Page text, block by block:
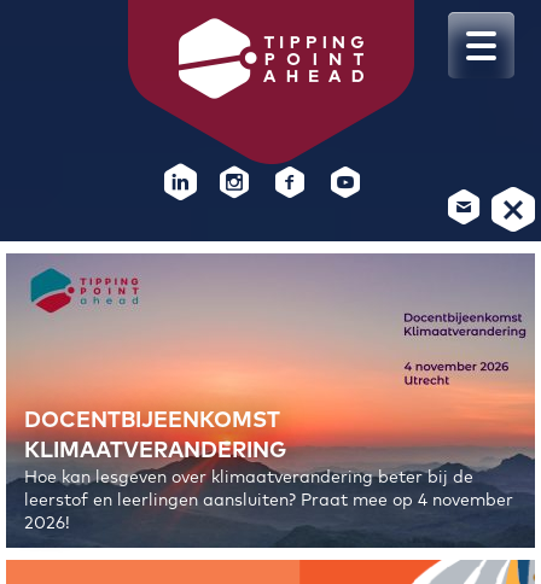
DOCENTBIJEENKOMST
KLIMAATVERANDERING
Hoe kan lesgeven over klimaatverandering beter bij de
leerstof en leerlingen aansluiten? Praat mee op 4 november
DOCENTBIJEENKOMST
KLIMAATVERANDERING
Hoe kan lesgeven over klimaatverandering beter bij de
leerstof en leerlingen aansluiten? Praat mee op 4 november
2026!